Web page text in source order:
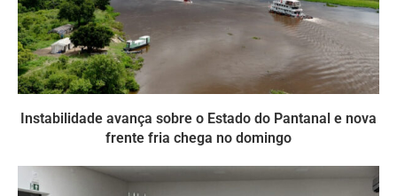
Instabilidade avança sobre o Estado do Pantanal e nova
frente fria chega no domingo